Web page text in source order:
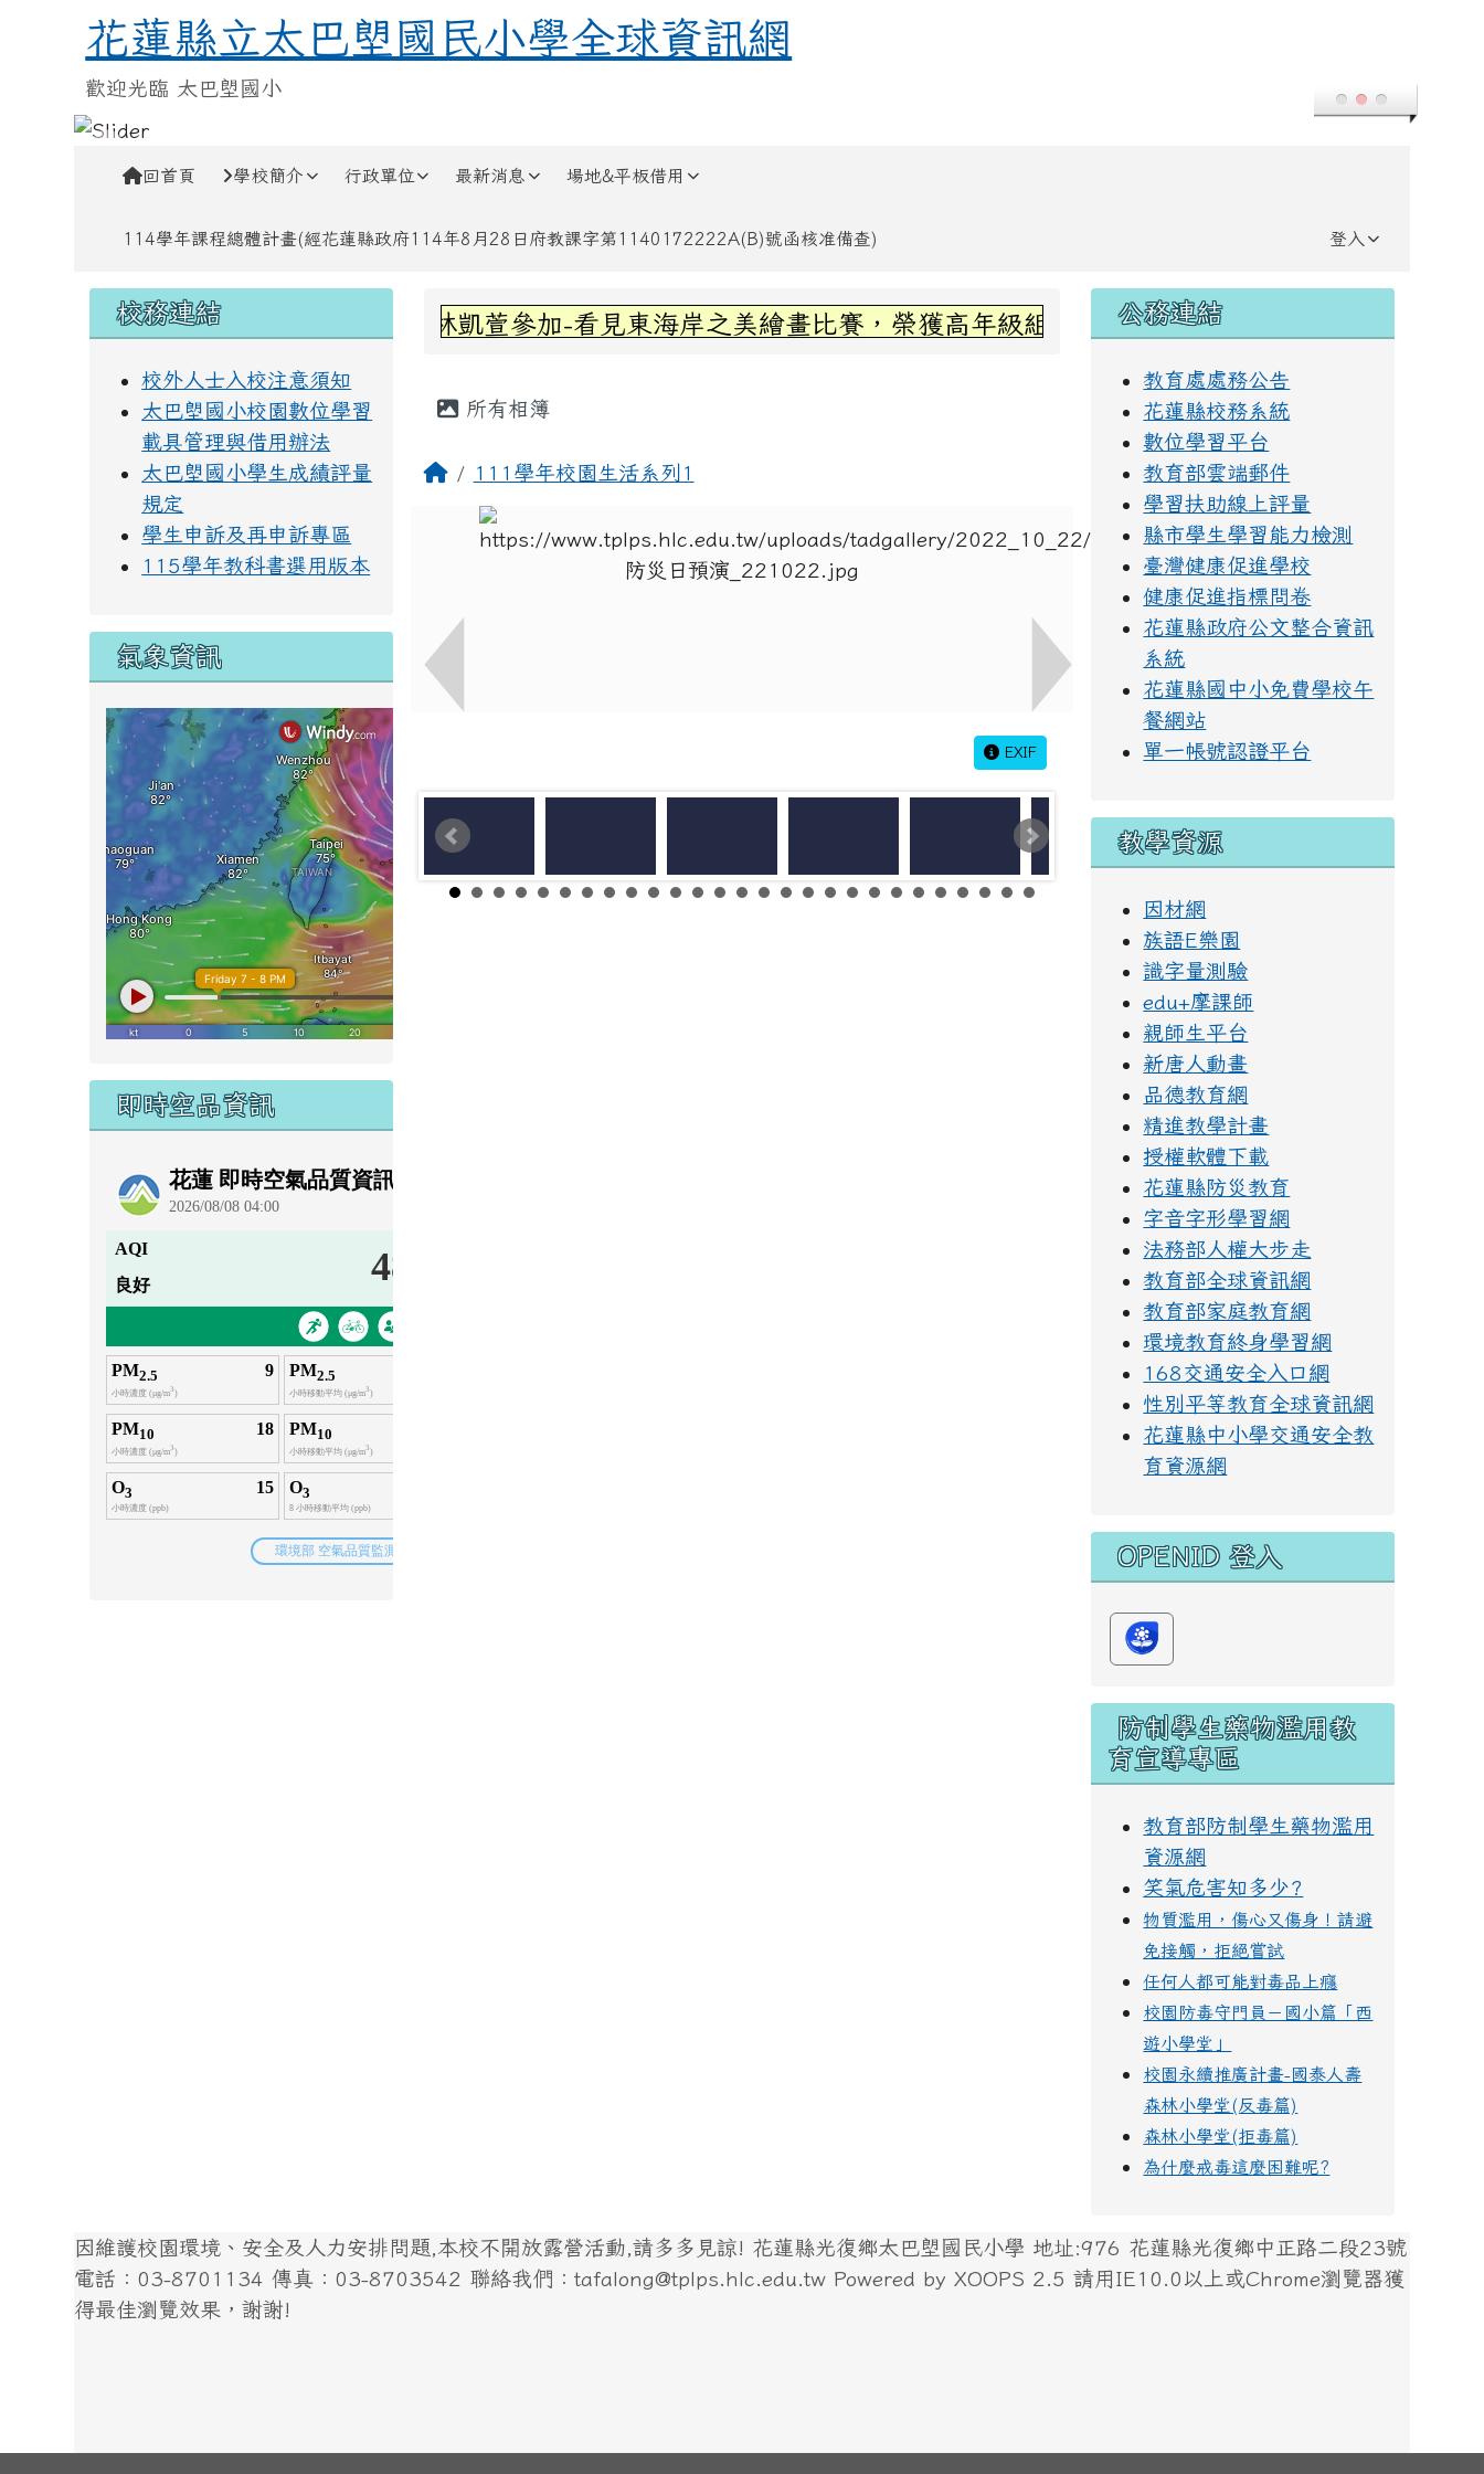
跳至主內容區
花蓮縣立太巴塱國民小學全球資訊網
花蓮縣立太巴塱國民小學全球資訊網
歡迎光臨 太巴塱國小
回首頁 學校簡介 行政單位 最新消息 場地&平板借用
114學年課程總體計畫(經花蓮縣政府114年8月28日府教課字第1140172222A(B)號函核准備查) 登入
左邊區域內容
校務連結
校外人士入校注意須知
太巴塱國小校園數位學習
載具管理與借用辦法
太巴塱國小學生成績評量
規定
學生申訴及再申訴專區
115學年教科書選用版本
氣象資訊
即時空品資訊
上中區域內容
賀!六甲林凱萱參加-看見東海岸之美繪畫比賽，榮獲高年級組第三名~感謝丞左老師指導~
主內容區域
所有相簿
回首頁111學年校園生活系列1
EXIF
右邊區域內容
公務連結
教育處處務公告
花蓮縣校務系統
數位學習平台
教育部雲端郵件
學習扶助線上評量
縣市學生學習能力檢測
臺灣健康促進學校
健康促進指標問卷
花蓮縣政府公文整合資訊
系統
花蓮縣國中小免費學校午
餐網站
單一帳號認證平台
教學資源
因材網
族語E樂園
識字量測驗
edu+摩課師
親師生平台
新唐人動畫
品德教育網
精進教學計畫
授權軟體下載
花蓮縣防災教育
字音字形學習網
法務部人權大步走
教育部全球資訊網
教育部家庭教育網
環境教育終身學習網
168交通安全入口網
性別平等教育全球資訊網
花蓮縣中小學交通安全教
育資源網
OPENID 登入
防制學生藥物濫用教
育宣導專區
教育部防制學生藥物濫用
資源網
笑氣危害知多少?
物質濫用，傷心又傷身！請避
免接觸，拒絕嘗試
任何人都可能對毒品上癮
校園防毒守門員－國小篇「西
遊小學堂」
校園永續推廣計畫-國泰人壽
森林小學堂(反毒篇)
森林小學堂(拒毒篇)
為什麼戒毒這麼困難呢?
頁尾區域
因維護校園環境、安全及人力安排問題,本校不開放露營活動,請多多見諒! 花蓮縣光復鄉太巴塱國民小學 地址:976 花蓮縣光復鄉中正路二段23號
電話：03-8701134 傳真：03-8703542 聯絡我們：tafalong@tplps.hlc.edu.tw Powered by XOOPS 2.5 請用IE10.0以上或Chrome瀏覽器獲
得最佳瀏覽效果，謝謝!